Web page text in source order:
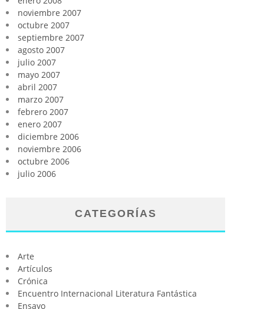
noviembre 2007
octubre 2007
septiembre 2007
agosto 2007
julio 2007
mayo 2007
abril 2007
marzo 2007
febrero 2007
enero 2007
diciembre 2006
noviembre 2006
octubre 2006
julio 2006
CATEGORÍAS
Arte
Artículos
Crónica
Encuentro Internacional Literatura Fantástica
Ensayo